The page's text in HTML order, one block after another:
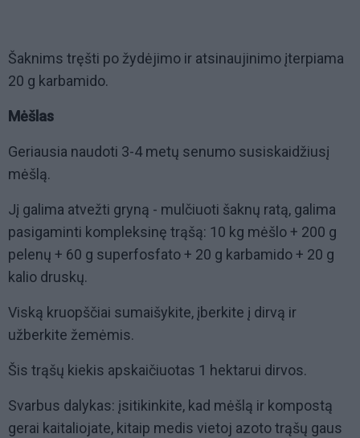
Šaknims tręšti po žydėjimo ir atsinaujinimo įterpiama
20 g karbamido.
Mėšlas
Geriausia naudoti 3-4 metų senumo susiskaidžiusį
mėšlą.
Jį galima atvežti gryną - mulčiuoti šaknų ratą, galima
pasigaminti kompleksinę trąšą: 10 kg mėšlo + 200 g
pelenų + 60 g superfosfato + 20 g karbamido + 20 g
kalio druskų.
Viską kruopščiai sumaišykite, įberkite į dirvą ir
užberkite žemėmis.
Šis trąšų kiekis apskaičiuotas 1 hektarui dirvos.
Svarbus dalykas: įsitikinkite, kad mėšlą ir kompostą
gerai kaitaliojate, kitaip medis vietoj azoto trąšų gaus